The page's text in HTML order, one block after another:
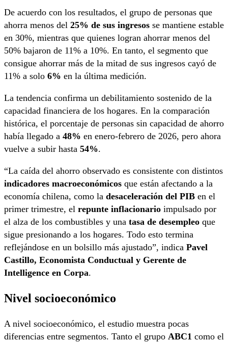
De acuerdo con los resultados, el grupo de personas que
ahorra menos del 25% de sus ingresos se mantiene estable
en 30%, mientras que quienes logran ahorrar menos del
50% bajaron de 11% a 10%. En tanto, el segmento que
consigue ahorrar más de la mitad de sus ingresos cayó de
11% a solo 6% en la última medición.
La tendencia confirma un debilitamiento sostenido de la
capacidad financiera de los hogares. En la comparación
histórica, el porcentaje de personas sin capacidad de ahorro
había llegado a 48% en enero-febrero de 2026, pero ahora
vuelve a subir hasta 54%.
“La caída del ahorro observado es consistente con distintos
indicadores macroeconómicos que están afectando a la
economía chilena, como la desaceleración del PIB en el
primer trimestre, el repunte inflacionario impulsado por
el alza de los combustibles y una tasa de desempleo que
sigue presionando a los hogares. Todo esto termina
reflejándose en un bolsillo más ajustado”, indica Pavel
Castillo, Economista Conductual y Gerente de
Intelligence en Corpa.
Nivel socioeconómico
A nivel socioeconómico, el estudio muestra pocas
diferencias entre segmentos. Tanto el grupo ABC1 como el